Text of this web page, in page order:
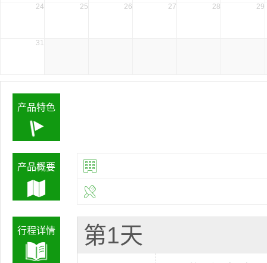
24 25 26 27 28 29
31
产品特色
产品概要
行程详情 第1天